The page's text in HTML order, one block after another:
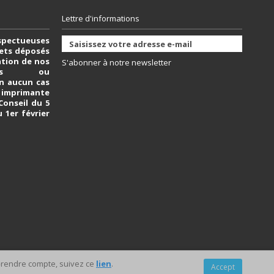
Lettre d'informations
S'abonner à notre newsletter
déposés
de nos
ou
aucun cas
du 5
1er février
Accept
compte, suivez ce lien.